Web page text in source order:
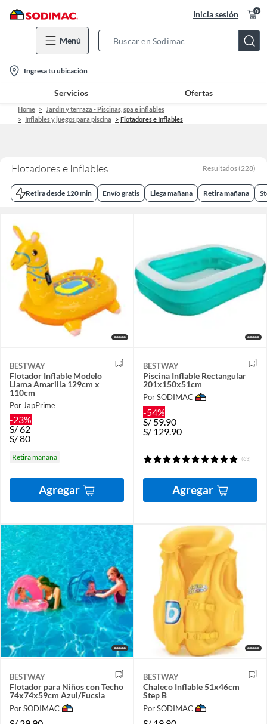
Inicia sesión 0
Menú
Bar
location-
icon
Ingresa tu ubicación
Servicios Ofertas
Home
Jardín y terraza - Piscinas, spa e inflables
Inflables y juegos para piscina
Flotadores e Inflables
Flotadores e Inflables Resultados (228)
Retira desde 120 min Envío gratis Llega mañana Retira mañana
BESTWAY
Flotador Inflable Modelo
Llama Amarilla 129cm x
110cm
Por JapPrime
-23%
S/62
S/80
Retira mañana
Agregar
BESTWAY
Piscina Inflable Rectangular
201x150x51cm
Por SODIMAC
-54%
S/59.90
S/ 129.90
(63)
Agregar
BESTWAY
Flotador para Niños con Techo
74x74x59cm Azul/Fucsia
Por SODIMAC
BESTWAY
Chaleco Inflable 51x46cm
Step B
Por SODIMAC